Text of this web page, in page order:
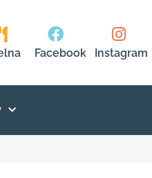
Facebook Instagram